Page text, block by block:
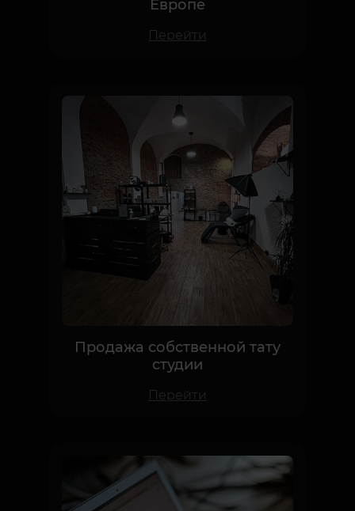
Перейти
Продажа собственной тату
студии
Перейти